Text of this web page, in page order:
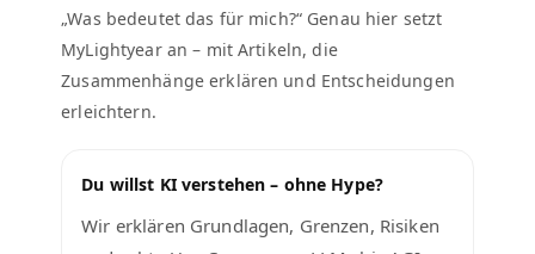
„Was bedeutet das für mich?“ Genau hier setzt
MyLightyear an – mit Artikeln, die
Zusammenhänge erklären und Entscheidungen
erleichtern.
Du willst KI verstehen – ohne Hype?
Wir erklären Grundlagen, Grenzen, Risiken